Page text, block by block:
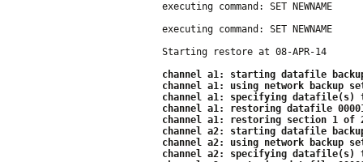
executing command: SET NEWNAME
executing command: SET NEWNAME
Starting restore at 08-APR-14
channel a1: starting datafile
channel a1: using network backup
channel a1: specifying datafile(s)
channel a1: restoring datafile
channel a1: restoring section 1 of
channel a2: starting datafile
channel a2: using network backup
channel a2: specifying datafile(s)